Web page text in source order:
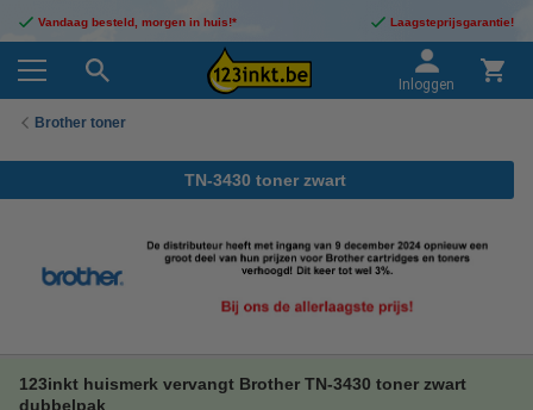
Vandaag besteld, morgen in huis!* Laagsteprijsgarantie!
Inloggen
Brother toner
TN-3430 toner zwart
123inkt huismerk vervangt Brother TN-3430 toner zwart
dubbelpak